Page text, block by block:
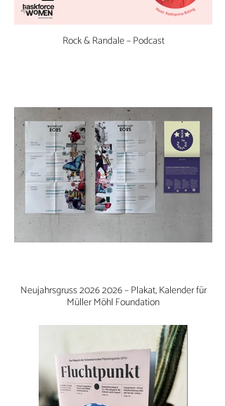
Rock & Randale – Podcast
Neujahrsgruss 2026 2026 – Plakat, Kalender für
Müller Möhl Foundation